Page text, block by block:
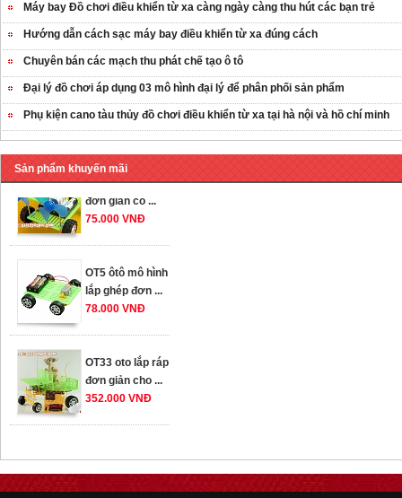
Máy bay Đồ chơi điều khiển từ xa càng ngày càng thu hút các bạn trẻ
Hướng dẫn cách sạc máy bay điều khiển từ xa đúng cách
Chuyên bán các mạch thu phát chế tạo ô tô
Đại lý đồ chơi áp dụng 03 mô hình đại lý để phân phối sản phẩm
Phụ kiện cano tàu thủy đồ chơi điều khiển từ xa tại hà nội và hồ chí minh
Sản phẩm khuyến mãi
OT35 robot lắp
ráp nhấc chân di
...
259.000 VNĐ
đơn giản có ...
75.000 VNĐ
78.000 VNĐ
352.000 VNĐ
...
259.000 VNĐ